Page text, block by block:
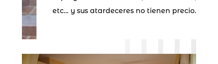
etc… y sus atardeceres no tienen precio.